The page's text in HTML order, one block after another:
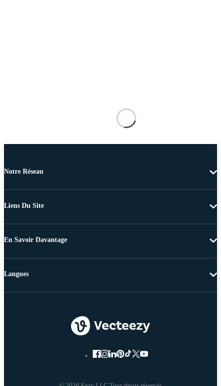
Notre Réseau
Liens Du Site
En Savoir Davantage
Langues